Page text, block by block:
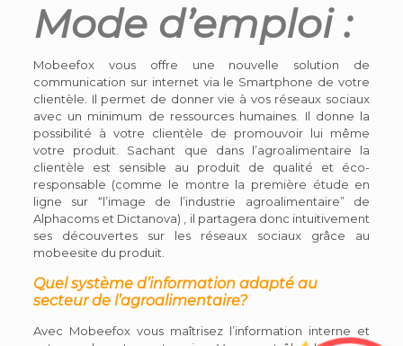
Mode d’emploi :
Mobeefox vous offre une nouvelle solution de
communication sur internet via le Smartphone de votre
clientèle. Il permet de donner vie à vos réseaux sociaux
avec un minimum de ressources humaines. Il donne la
possibilité à votre clientèle de promouvoir lui même
votre produit. Sachant que dans l’agroalimentaire la
clientèle est sensible au produit de qualité et éco-
responsable (comme le montre la première étude en
ligne sur “l’image de l’industrie agroalimentaire” de
Alphacoms et Dictanova) , il partagera donc intuitivement
ses découvertes sur les réseaux sociaux grâce au
mobeesite du produit.
Quel système d’information adapté au
secteur de l’agroalimentaire?
Avec Mobeefox vous maîtrisez l’information interne et